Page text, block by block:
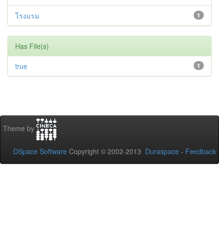
1
โรงแรม
Has File(s)
1
true
Theme by
DSpace Software Copyright © 2002-2013 Duraspace - Feedback